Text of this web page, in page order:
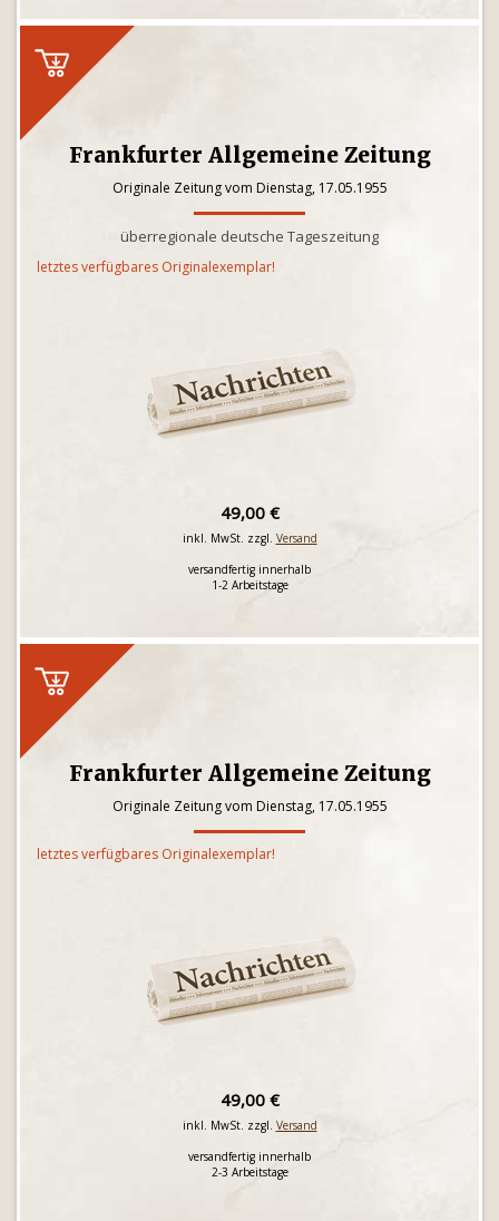
Frankfurter Allgemeine Zeitung
Originale Zeitung vom Dienstag, 17.05.1955
überregionale deutsche Tageszeitung
letztes verfügbares Originalexemplar!
49,00 €
inkl. MwSt. zzgl. Versand
versandfertig innerhalb
1-2 Arbeitstage
Frankfurter Allgemeine Zeitung
Originale Zeitung vom Dienstag, 17.05.1955
letztes verfügbares Originalexemplar!
49,00 €
inkl. MwSt. zzgl. Versand
versandfertig innerhalb
2-3 Arbeitstage